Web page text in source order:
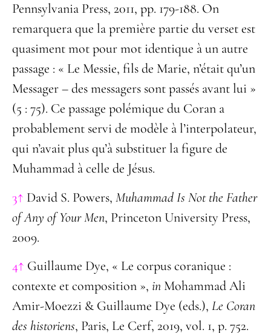
Pennsylvania Press, 2011, pp. 179-188. On
remarquera que la première partie du verset est
quasiment mot pour mot identique à un autre
passage : « Le Messie, fils de Marie, n’était qu’un
Messager – des messagers sont passés avant lui »
(5 : 75). Ce passage polémique du Coran a
probablement servi de modèle à l’interpolateur,
qui n’avait plus qu’à substituer la figure de
Muhammad à celle de Jésus.
3↑ David S. Powers, Muhammad Is Not the Father
of Any of Your Men, Princeton University Press,
2009.
4↑ Guillaume Dye, « Le corpus coranique :
contexte et composition », in Mohammad Ali
Amir-Moezzi & Guillaume Dye (eds.), Le Coran
des historiens, Paris, Le Cerf, 2019, vol. 1, p. 752.